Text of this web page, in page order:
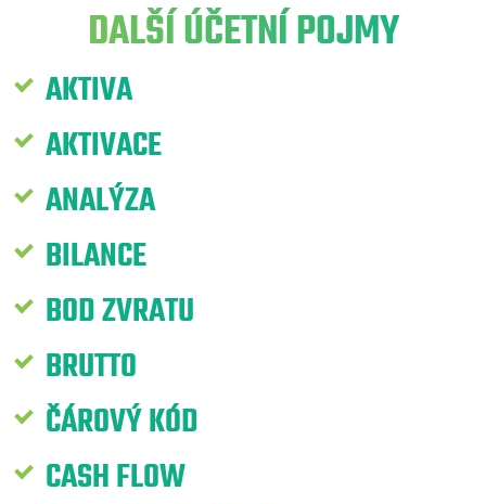
DALŠÍ ÚČETNÍ POJMY
AKTIVA
AKTIVACE
ANALÝZA
BILANCE
BOD ZVRATU
BRUTTO
ČÁROVÝ KÓD
CASH FLOW